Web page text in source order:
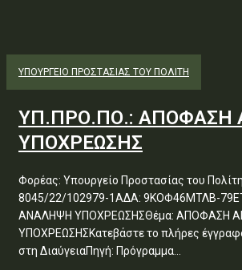
ΥΠΟΥΡΓΕΊΟ ΠΡΟΣΤΑΣΊΑΣ ΤΟΥ ΠΟΛΊΤΗ
ΥΠ.ΠΡΟ.ΠΟ.: ΑΠΟΦΑΣΗ
ΥΠΟΧΡΕΩΣΗΣ
Φορέας: Υπουργείο Προστασίας του
8045/22/102979-1ΑΔΑ: 9ΚΟΦ46ΜΤΛΒ-
ΑΝΑΛΗΨΗ ΥΠΟΧΡΕΩΣΗΣΘέμα: ΑΠΟΦΑΣΗ
ΥΠΟΧΡΕΩΣΗΣΚατεβάστε το πλήρες
στη ΔιαύγειαΠηγή: Πρόγραμμα...